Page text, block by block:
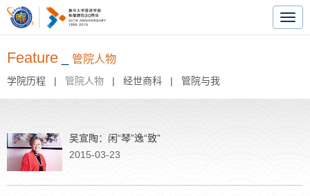
Feature 管院人物
学院历程 | 管院人物 | 经世商科 | 管院与我
吴宣陶：闲“琴”逸“致”
2015-03-23